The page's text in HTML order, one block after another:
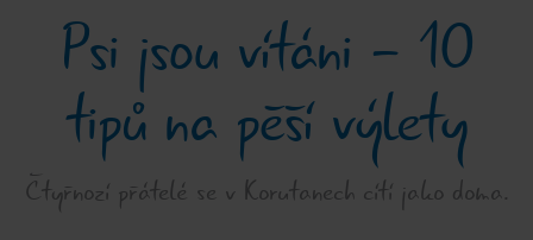
Psi jsou vítáni - 10
tipů na pěší výlety
Čtyřnozí přátelé se v Korutanech cítí jako doma.